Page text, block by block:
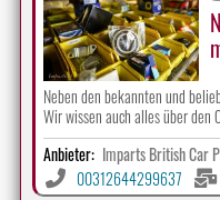
Neben den bekannten und
Wir wissen auch alles über den
Anbieter: Imparts British Car
00312644299637